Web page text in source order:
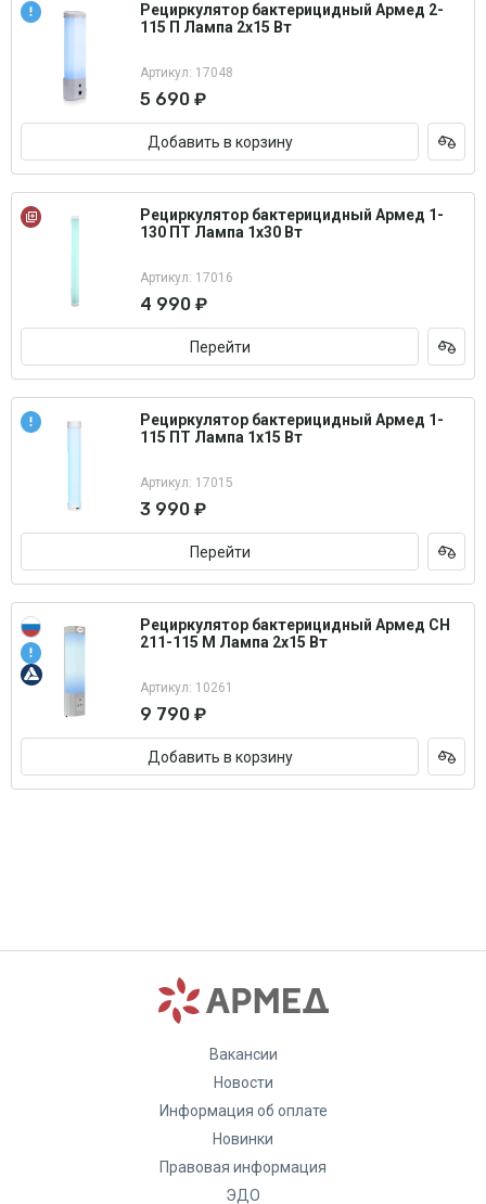
Рециркулятор бактерицидный Армед 2-
115 П Лампа 2х15 Вт
Артикул: 17048
5 690 ₽
Добавить в корзину
Рециркулятор бактерицидный Армед 1-
130 ПТ Лампа 1х30 Вт
Артикул: 17016
4 990 ₽
Перейти
Рециркулятор бактерицидный Армед 1-
115 ПТ Лампа 1х15 Вт
Артикул: 17015
3 990 ₽
Перейти
Рециркулятор бактерицидный Армед СН
211-115 М Лампа 2х15 Вт
Артикул: 10261
9 790 ₽
Добавить в корзину
Вакансии
Новости
Информация об оплате
Новинки
Правовая информация
ЭДО